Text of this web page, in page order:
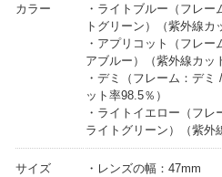
カラー
・ライトブルー（フレ
トグリーン）（紫外線カ
・アプリコット（フレ
アブルー）（紫外線カッ
・デミ（フレーム：デ
ット率98.5％）
・ライトイエロー（フレ
ライトグリーン）（紫外
サイズ
・レンズの幅：47mm